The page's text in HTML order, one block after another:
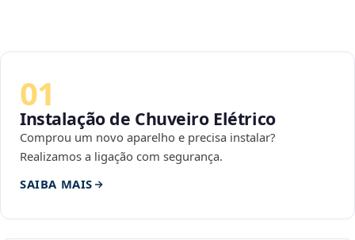
01
Instalação de Chuveiro Elétrico
Comprou um novo aparelho e precisa instalar?
Realizamos a ligação com segurança.
SAIBA MAIS